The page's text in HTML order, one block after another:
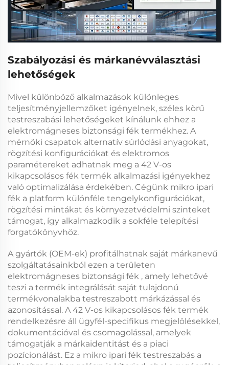
Szabályozási és márkanévválasztási
lehetőségek
Mivel különböző alkalmazások különleges
teljesítményjellemzőket igényelnek, széles körű
testreszabási lehetőségeket kínálunk ehhez a
elektromágneses biztonsági fék termékhez. A
mérnöki csapatok alternatív súrlódási anyagokat,
rögzítési konfigurációkat és elektromos
paramétereket adhatnak meg a 42 V-os
kikapcsolásos fék termék alkalmazási igényekhez
való optimalizálása érdekében. Cégünk mikro ipari
fék a platform különféle tengelykonfigurációkat,
rögzítési mintákat és környezetvédelmi szinteket
támogat, így alkalmazkodik a sokféle telepítési
forgatókönyvhöz.
A gyártók (OEM-ek) profitálhatnak saját márkanevű
szolgáltatásainkból ezen a területen
elektromágneses biztonsági fék , amely lehetővé
teszi a termék integrálását saját tulajdonú
termékvonalakba testreszabott márkázással és
azonosítással. A 42 V-os kikapcsolásos fék termék
rendelkezésre áll ügyfél-specifikus megjelölésekkel,
dokumentációval és csomagolással, amelyek
támogatják a márkaidentitást és a piaci
pozícionálást. Ez a mikro ipari fék testreszabás a